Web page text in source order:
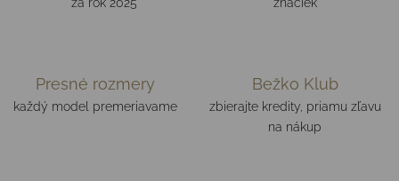
za rok 2025
značiek
Presné rozmery
každý model premeriavame
Bežko Klub
zbierajte kredity, priamu zľavu
na nákup